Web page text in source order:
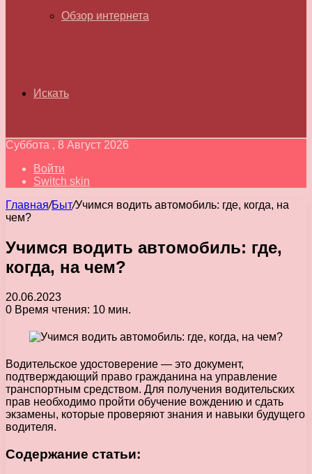
Обзор интернета
Искать
Суббота , 8 Август 2026
Войти
Switch skin
Главная/Быт/Учимся водить автомобиль: где, когда, на
чем?
Учимся водить автомобиль: где,
когда, на чем?
20.06.2023
0 Время чтения: 10 мин.
Водительское удостоверение — это документ,
подтверждающий право гражданина на управление
транспортным средством. Для получения водительских
прав необходимо пройти обучение вождению и сдать
экзамены, которые проверяют знания и навыки будущего
водителя.
Содержание статьи: